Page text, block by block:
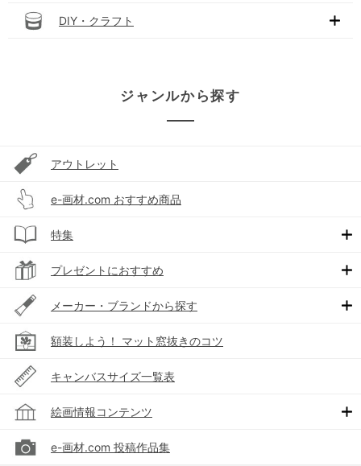
DIY・クラフト
ジャンルから探す
アウトレット
e-画材.com おすすめ商品
特集
プレゼントにおすすめ
メーカー・ブランドから探す
額装しよう！ マット窓抜きのコツ
キャンバスサイズ一覧表
絵画情報コンテンツ
e-画材.com 投稿作品集